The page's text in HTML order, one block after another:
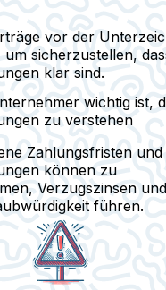
vor der
sicherzustellen,
klar sind.
wichtig ist,
zu verstehen
Zahlungsfristen und
können zu
Verzugszinsen und
führen.